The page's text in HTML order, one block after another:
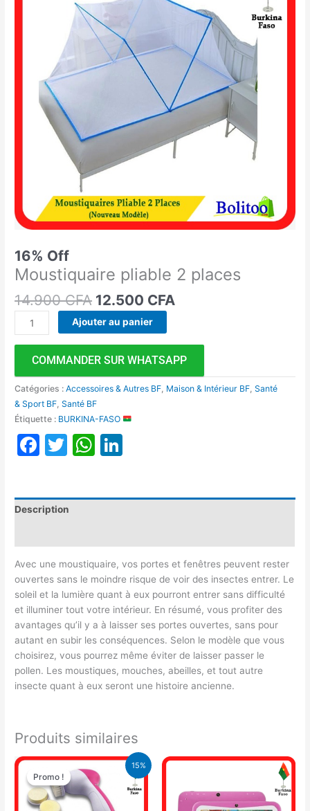
16% Off
Moustiquaire pliable 2 places
14.900CFA
14.900 CFA.
12.500 CFA
12.500 CFA.
Ajouter au panier
COMMANDER SUR WHATSAPP
Catégories :Accessoires & Autres BF Maison & Intérieur BF ,Santé
& Sport BF ,Santé BF
Étiquette : BURKINA-FASO
Facebook
TwitterWhatsApp
Description
Avec une moustiquaire, vos portes et fenêtres peuvent rester
ouvertes sans le moindre risque de voir des insectes entrer. Le
soleil et la lumière quant à eux pourront entrer sans difficulté
et illuminer tout votre intérieur. En résumé, vous profiter des
avantages qu’il y a à laisser ses portes ouvertes, sans pour
autant en subir les conséquences. Selon le modèle que vous
choisirez, vous pourrez même éviter de laisser passer le
pollen. Les moustiques, mouches, abeilles, et tout autre
insecte quant à eux seront une histoire ancienne.
Produits similaires
15%
Promo !
Promo !
Le
prix
initial
était :
4.100 CFA.
Le
actuel
est :
3.500 CFA.